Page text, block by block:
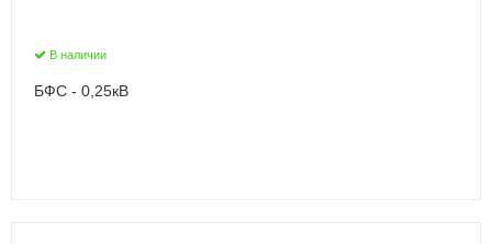
В наличии
БФС - 0,25кВ